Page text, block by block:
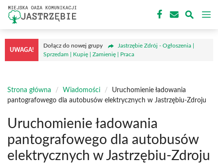
Przejdź
treści
UWAGA!
Dołącz do nowej grupy
Jastrzębie Zdrój - Ogłoszenia |
Sprzedam | Kupię | Zamienię | Praca
Strona główna / Wiadomości /
Uruchomienie ładowania
pantografowego dla autobusów elektrycznych w Jastrzębiu-Zdroju
Uruchomienie ładowania
pantografowego dla autobusów
elektrycznych w Jastrzębiu-Zdroju